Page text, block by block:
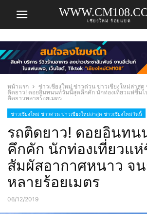
เชียงใหม่ ร้อยแปด
หน้าแรก ข่าวเชียงใหม่ ข่าวด่วน ข่าวเชียงใหม่ล่าสุด
ติดยาว! ดอยอินทนนท์วันนี้สุดคึกคัก นักท่องเที่ยวแห่ขึ้น
ติดยาวหลายร้อยเมตร
ข่าวเชียงใหม่ ข่าวด่วน ข่าวเชียงใหม่ล่าสุด ข่าวเชียงใหม่วันนี้
รถติดยาว! ดอยอินท
คึกคัก นักท่องเที่ยวแ
สัมผัสอากาศหนาว จ
หลายร้อยเมตร
06/12/2019